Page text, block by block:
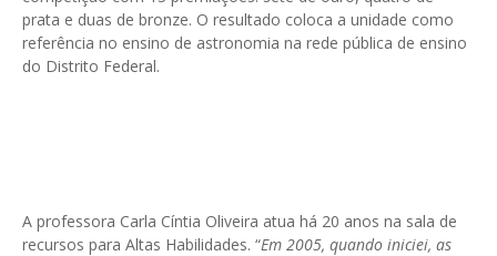
prata e duas de bronze. O resultado coloca a unidade como
referência no ensino de astronomia na rede pública de ensino
do Distrito Federal.
A professora Carla Cíntia Oliveira atua há 20 anos na sala de
recursos para Altas Habilidades. “Em 2005, quando iniciei, as